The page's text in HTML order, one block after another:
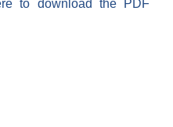
to download the PDF